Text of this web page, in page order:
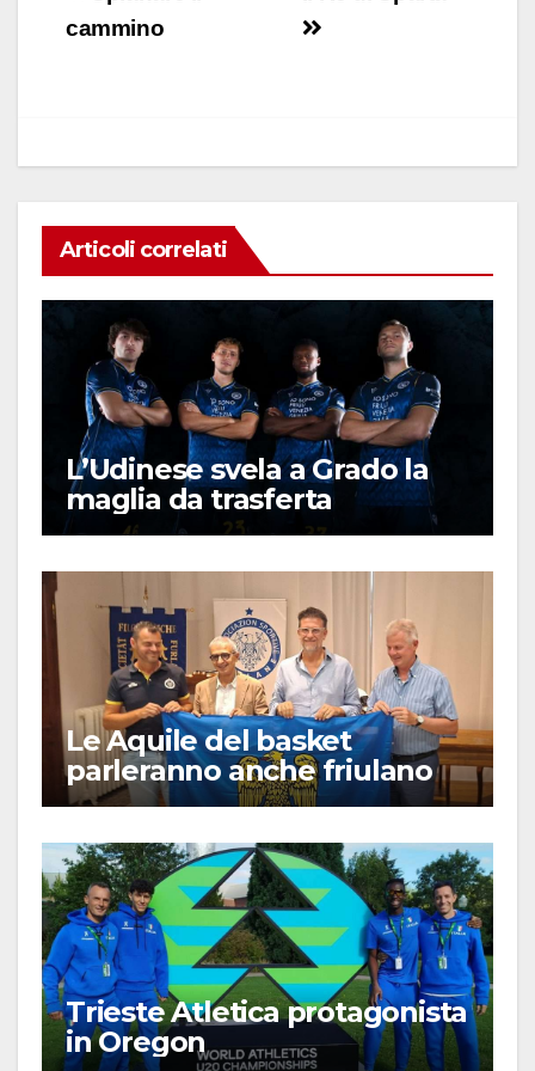
e
k
articoli
cammino
Articoli correlati
L’Udinese svela a Grado la
maglia da trasferta
Le Aquile del basket
parleranno anche friulano
Trieste Atletica protagonista
in Oregon